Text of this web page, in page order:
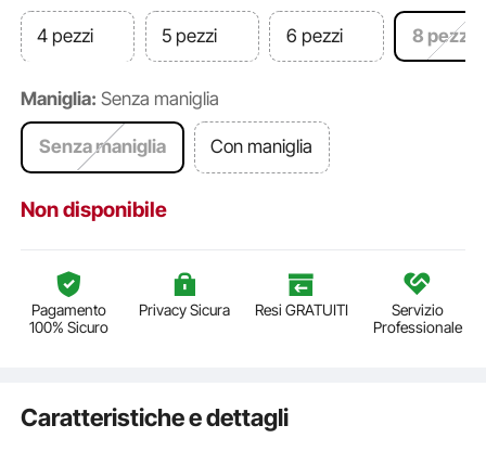
4 pezzi 5 pezzi 6 pezzi 8 pezzi
Maniglia: Senza maniglia
Senza maniglia Con maniglia
Non disponibile
Pagamento
100% Sicuro
Privacy Sicura Resi GRATUITI
Servizio
Professionale
Caratteristiche e dettagli